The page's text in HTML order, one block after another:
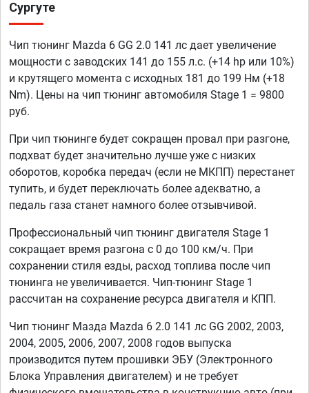
Сургуте
Чип тюнинг Mazda 6 GG 2.0 141 лс дает увеличение
мощности с заводских 141 до 155 л.с. (+14 hp или 10%)
и крутящего момента с исходных 181 до 199 Нм (+18
Nm). Цены на чип тюнинг автомобиля Stage 1 = 9800
руб.
При чип тюнинге будет сокращен провал при разгоне,
подхват будет значительно лучше уже с низких
оборотов, коробка передач (если не МКПП) перестанет
тупить, и будет переключать более адекватно, а
педаль газа станет намного более отзывчивой.
Профессиональный чип тюнинг двигателя Stage 1
сокращает время разгона с 0 до 100 км/ч. При
сохранении стиля езды, расход топлива после чип
тюнинга не увеличивается. Чип-тюнинг Stage 1
рассчитан на сохранение ресурса двигателя и КПП.
Чип тюнинг Мазда Mazda 6 2.0 141 лс GG 2002, 2003,
2004, 2005, 2006, 2007, 2008 годов выпуска
производится путем прошивки ЭБУ (Электронного
Блока Управления двигателем) и не требует